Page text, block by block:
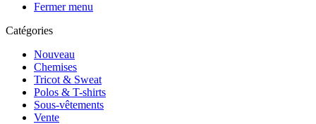
Fermer menu
Catégories
Nouveau
Chemises
Tricot & Sweat
Polos & T-shirts
Sous-vêtements
Vente